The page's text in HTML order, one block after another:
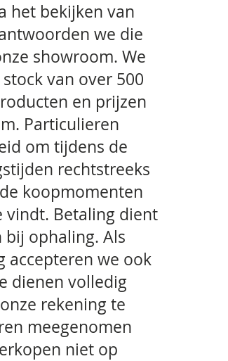
het bekijken van
we die
showroom. We
van over 500
en prijzen
Particulieren
om tijdens de
rechtstreeks
koopmomenten
vindt. Betaling dient
bij ophaling. Als
accepteren we ook
dienen volledig
rekening te
meegenomen
niet op